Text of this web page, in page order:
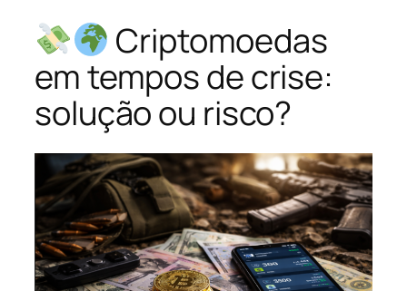
Criptomoedas
em tempos de crise:
solução ou risco?